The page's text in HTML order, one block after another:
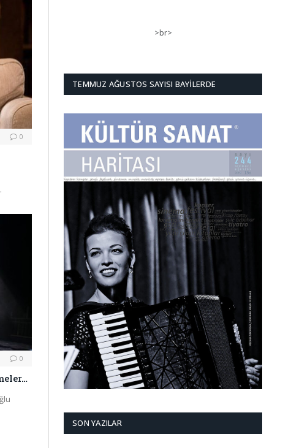
0
0
>br>
TEMMUZ AĞUSTOS SAYISI BAYILERDE
SON YAZILAR